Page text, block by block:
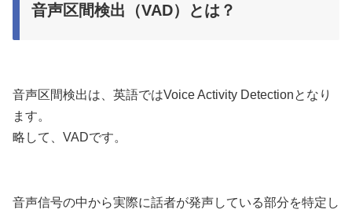
音声区間検出（VAD）とは？
音声区間検出は、英語ではVoice Activity Detectionとなり
ます。
略して、VADです。
音声信号の中から実際に話者が発声している部分を特定し